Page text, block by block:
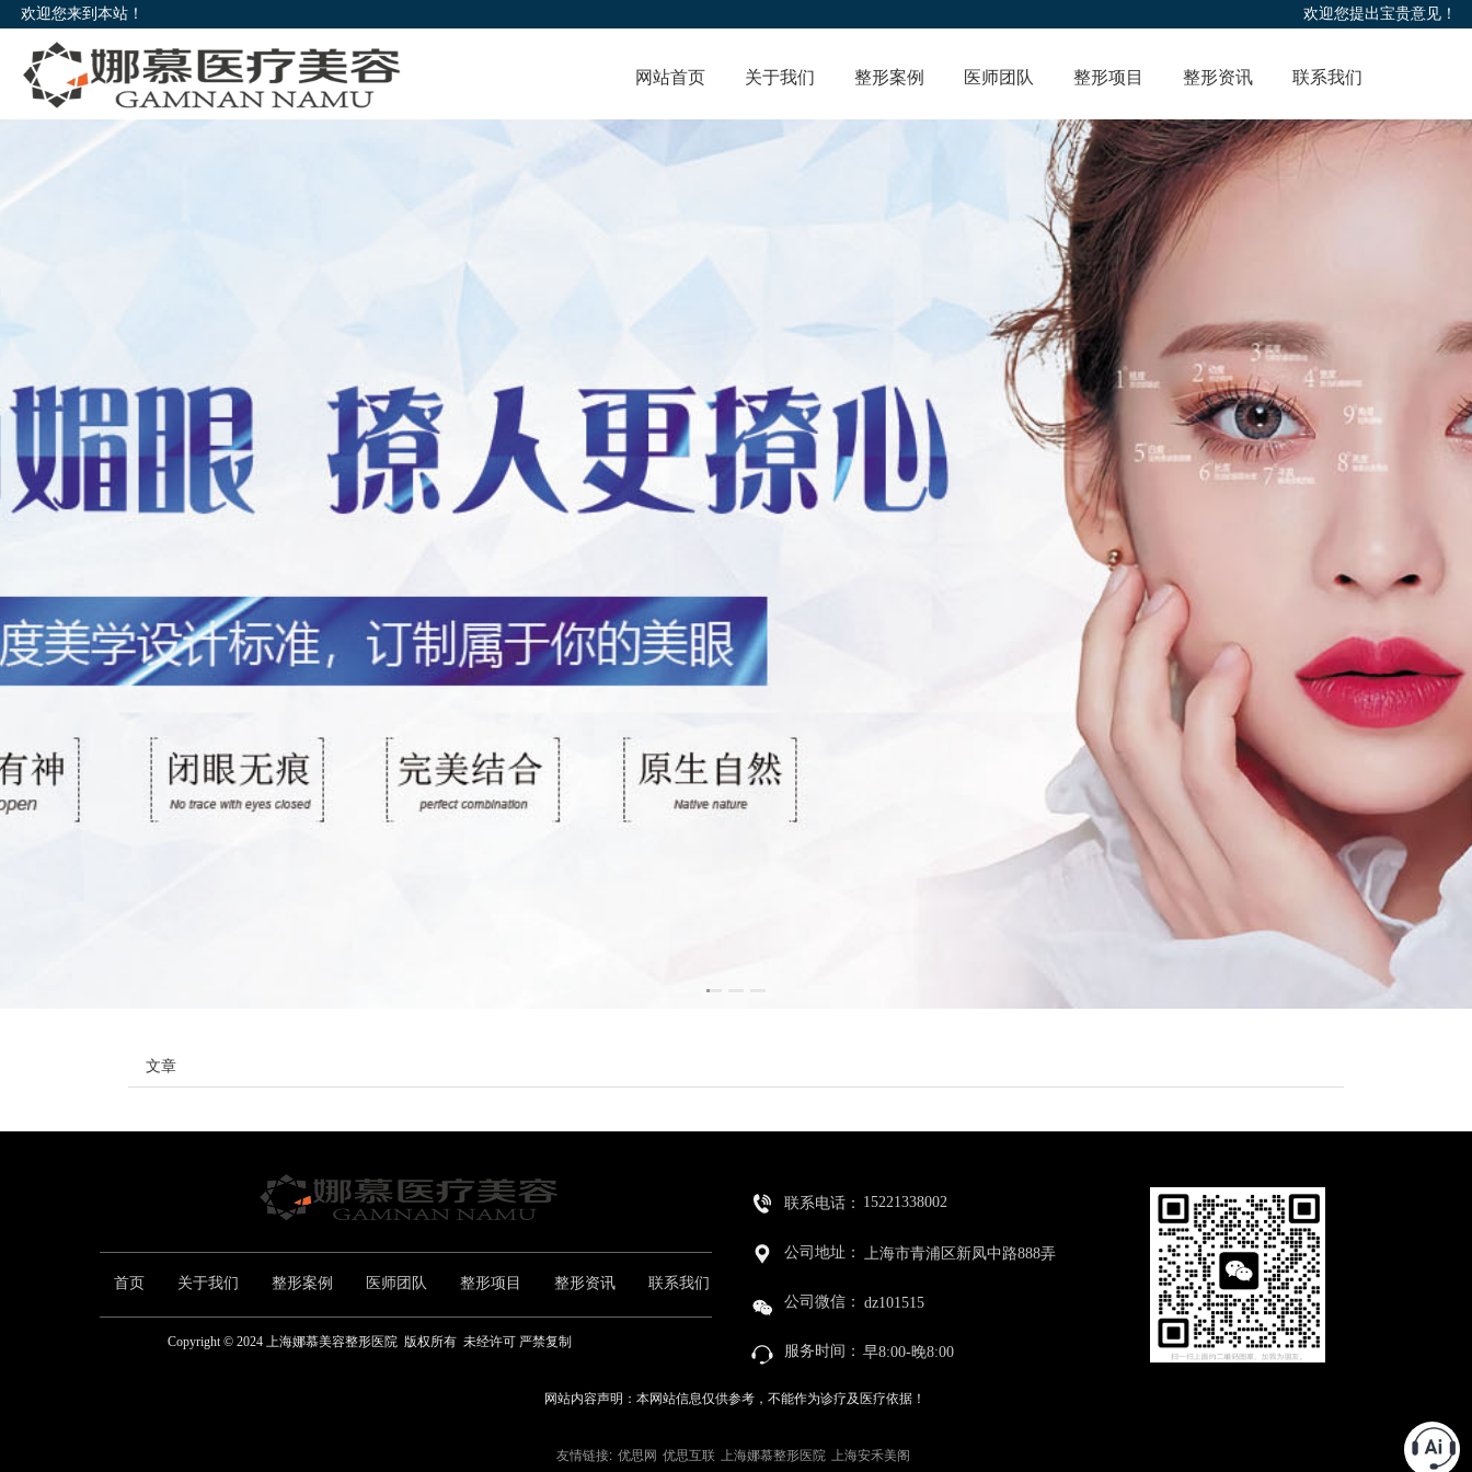
欢迎您来到本站！
欢迎您来到本站！
欢迎您来到本站！
欢迎您提出宝贵意见！
网站首页 关于我们 整形案例 医师团队 整形项目 整形资讯 联系我们
文章
首页 关于我们 整形案例 医师团队 整形项目 整形资讯 联系我们
Copyright © 2024 上海娜慕美容整形医院  版权所有  未经许可 严禁复制
联系电话：
公司地址：
公司微信：
服务时间：
15221338002
上海市青浦区新凤中路888弄
dz101515
早8:00-晚8:00
网站内容声明：本网站信息仅供参考，不能作为诊疗及医疗依据！
友情链接: 优思网 优思互联 上海娜慕整形医院 上海安禾美阁